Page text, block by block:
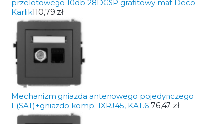
przelotowego 10db 28DGSP grafitowy mat Deco
Karlik110,79 zł
Mechanizm gniazda antenowego pojedynczego
F(SAT)+gniazdo komp. 1XRJ45, KAT.6 76,47 zł